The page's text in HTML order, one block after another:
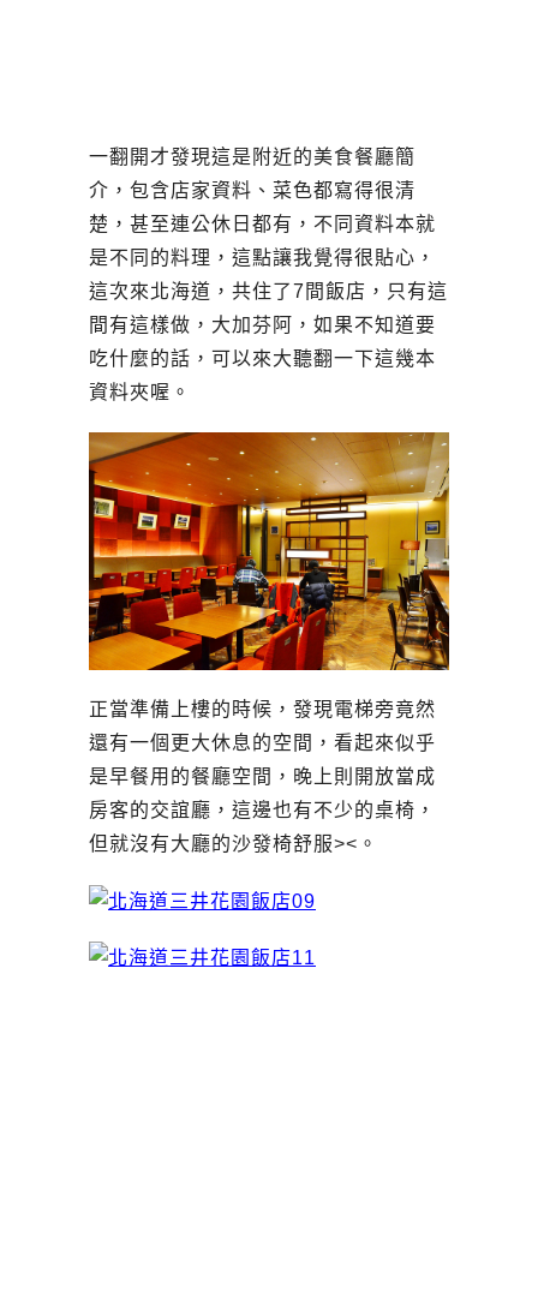
一翻開才發現這是附近的美食餐廳簡
介，包含店家資料、菜色都寫得很清
楚，甚至連公休日都有，不同資料本就
是不同的料理，這點讓我覺得很貼心，
這次來北海道，共住了7間飯店，只有這
間有這樣做，大加芬阿，如果不知道要
吃什麼的話，可以來大聽翻一下這幾本
資料夾喔。
正當準備上樓的時候，發現電梯旁竟然
還有一個更大休息的空間，看起來似乎
是早餐用的餐廳空間，晚上則開放當成
房客的交誼廳，這邊也有不少的桌椅，
但就沒有大廳的沙發椅舒服><。